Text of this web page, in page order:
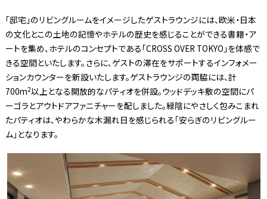
「邸宅」のリビングルームをイメージしたゲストラウンジには、欧米・日本
の文化とこの土地の記憶やホテルの歴史を感じることができる書籍・ア
ートを集め、ホテルのコンセプトである「CROSS OVER TOKYO」を体感で
きる空間といたします。さらに、ゲストの滞在をサポートするインフォメー
ションカウンターを新設いたします。ゲストラウンジの両脇には、計
700m2以上となる開放的なパティオを併設。ウッドデッキ敷の空間にパ
ーゴラとアウトドアファニチャーを配しました。緑陰にやさしく包みこまれ
たパティオは、やわらかな木漏れ日を感じられる「安らぎのリビングルー
ム」となります。